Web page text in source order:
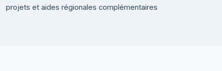
projets et aides régionales complémentaires